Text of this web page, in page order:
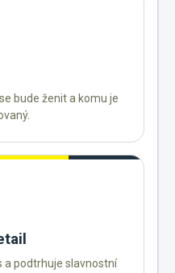
bude ženit a komu je
a podtrhuje slavnostní